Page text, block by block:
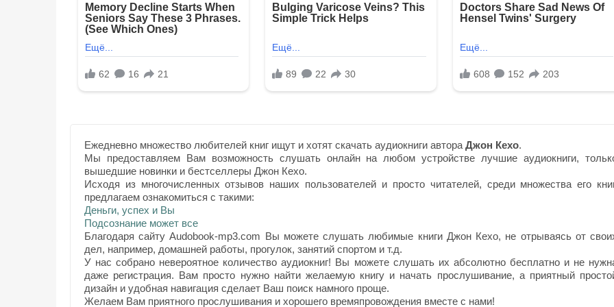
Ежедневно множество любителей книг ищут и хотят скачать аудиокниги автора Джон Кехо.
Мы предоставляем Вам возможность слушать онлайн на любом устройстве лучшие аудиокниги,
вышедшие новинки и бестселлеры Джон Кехо.
Исходя из многочисленных отзывов наших пользователей и просто читателей, среди множества его
предлагаем ознакомиться с такими:
Деньги, успех и Вы
Подсознание может все
Благодаря сайту Audobook-mp3.com Вы можете слушать любимые книги Джон Кехо, не отрываясь от
дел, например, домашней работы, прогулок, занятий спортом и т.д.
У нас собрано невероятное количество аудиокниг! Вы можете слушать их абсолютно бесплатно и не
даже регистрация. Вам просто нужно найти желаемую книгу и начать прослушивание, а приятный
дизайн и удобная навигация сделает Ваш поиск намного проще.
Желаем Вам приятного прослушивания и хорошего времяпровождения вместе с нами!